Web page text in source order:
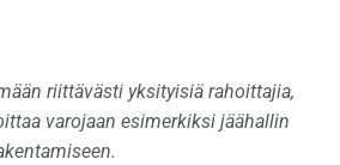
riittävästi yksityisiä rahoittajia,
varojaan esimerkiksi jäähallin